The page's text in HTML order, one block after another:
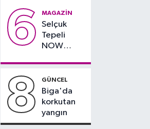
yaklaşık 30 bin
önünde imza
teslim
alındı
6 MAGAZIN
Selçuk
Tepeli
NOW
duyurdu
8 GÜNCEL
Biga'da
korkutan
yangın